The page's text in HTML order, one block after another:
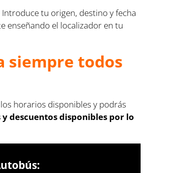
Introduce tu origen, destino y fecha
enseñando el localizador en tu
siempre todos
horarios disponibles y podrás
descuentos disponibles por lo